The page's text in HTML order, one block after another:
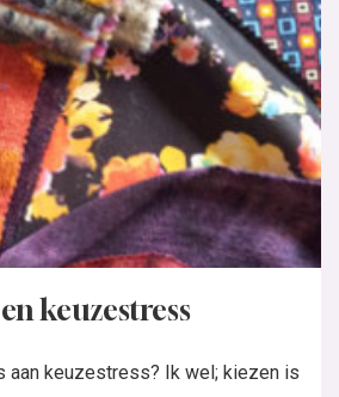
keuzestress
aan keuzestress? Ik wel; kiezen is